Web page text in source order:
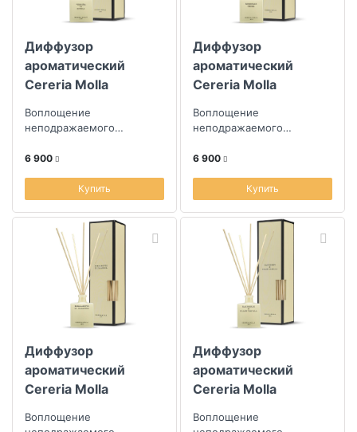
Диффузор
ароматический
Cereria Molla
Сицилийская
Воплощение
неподражаемого
из Испании
6 900
Купить
Диффузор
ароматический
Cereria Molla
Марокканский кедр
Воплощение
неподражаемого
из Испании
6 900
Купить
Диффузор
ароматический
Cereria Molla
Итальянский
Воплощение
Диффузор
ароматический
Cereria Molla
черная ваниль
Воплощение